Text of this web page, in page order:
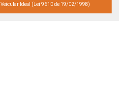
Veicular Ideal (Lei 9610 de 19/02/1998)